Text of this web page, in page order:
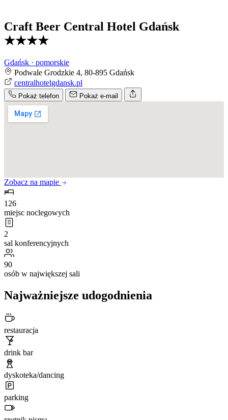
Craft Beer Central Hotel Gdańsk
★★★★
Gdańsk · pomorskie
Podwale Grodzkie 4, 80-895 Gdańsk
centralhotelgdansk.pl
Pokaż telefon Pokaż e-mail
Zobacz na mapie
126
miejsc noclegowych
2
sal konferencyjnych
90
osób w największej sali
Najważniejsze udogodnienia
restauracja
drink bar
dyskoteka/dancing
parking